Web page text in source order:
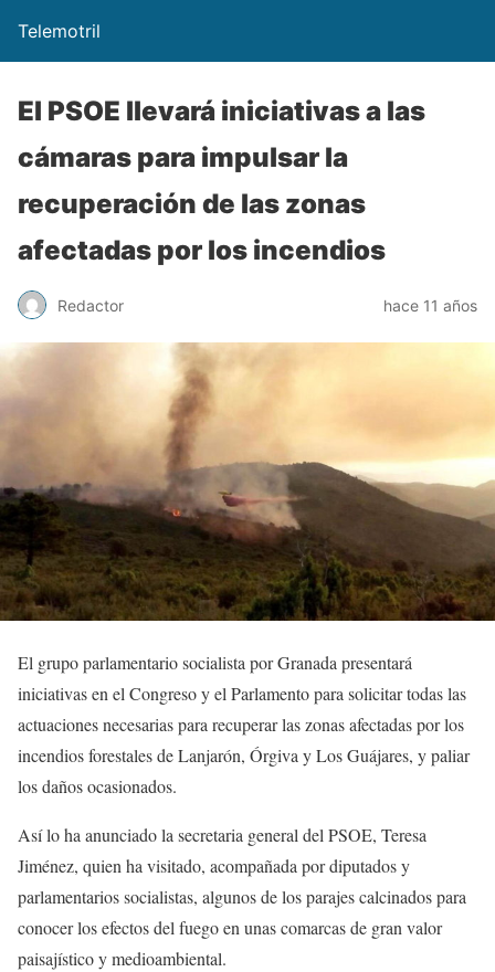
Telemotril
El PSOE llevará iniciativas a las
cámaras para impulsar la
recuperación de las zonas
afectadas por los incendios
Redactor hace 11 años
El grupo parlamentario socialista por Granada presentará
iniciativas en el Congreso y el Parlamento para solicitar todas las
actuaciones necesarias para recuperar las zonas afectadas por los
incendios forestales de Lanjarón, Órgiva y Los Guájares, y paliar
los daños ocasionados.
Así lo ha anunciado la secretaria general del PSOE, Teresa
Jiménez, quien ha visitado, acompañada por diputados y
parlamentarios socialistas, algunos de los parajes calcinados para
conocer los efectos del fuego en unas comarcas de gran valor
paisajístico y medioambiental.